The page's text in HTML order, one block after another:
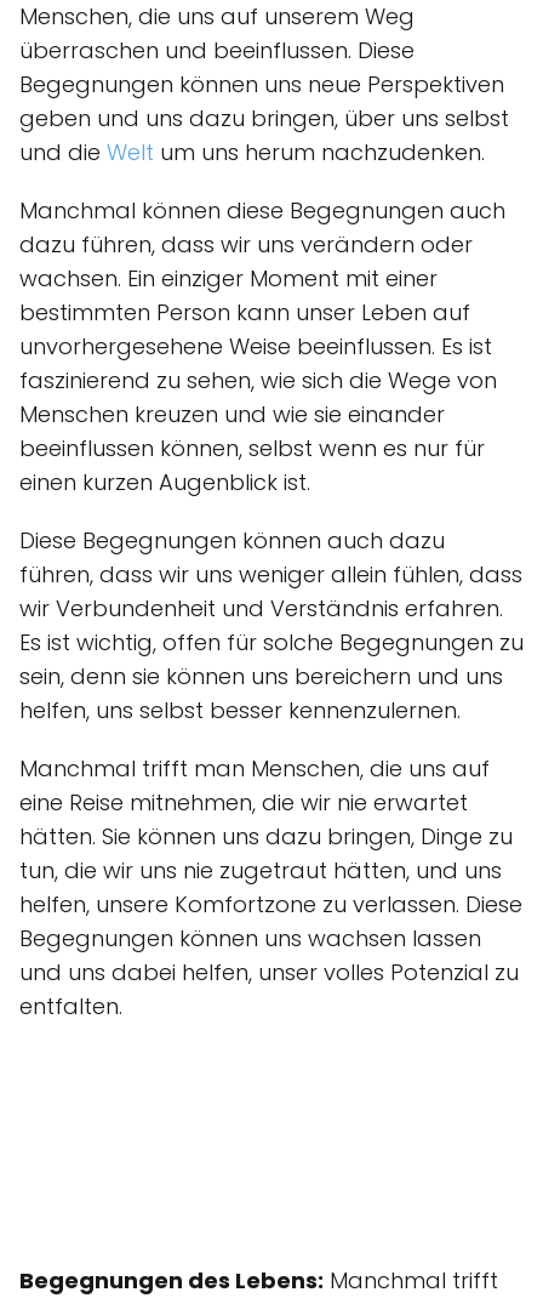
Menschen, die uns auf unserem Weg
überraschen und beeinflussen. Diese
Begegnungen können uns neue Perspektiven
geben und uns dazu bringen, über uns selbst
und die Welt um uns herum nachzudenken.
Manchmal können diese Begegnungen auch
dazu führen, dass wir uns verändern oder
wachsen. Ein einziger Moment mit einer
bestimmten Person kann unser Leben auf
unvorhergesehene Weise beeinflussen. Es ist
faszinierend zu sehen, wie sich die Wege von
Menschen kreuzen und wie sie einander
beeinflussen können, selbst wenn es nur für
einen kurzen Augenblick ist.
Diese Begegnungen können auch dazu
führen, dass wir uns weniger allein fühlen, dass
wir Verbundenheit und Verständnis erfahren.
Es ist wichtig, offen für solche Begegnungen zu
sein, denn sie können uns bereichern und uns
helfen, uns selbst besser kennenzulernen.
Manchmal trifft man Menschen, die uns auf
eine Reise mitnehmen, die wir nie erwartet
hätten. Sie können uns dazu bringen, Dinge zu
tun, die wir uns nie zugetraut hätten, und uns
helfen, unsere Komfortzone zu verlassen. Diese
Begegnungen können uns wachsen lassen
und uns dabei helfen, unser volles Potenzial zu
entfalten.
Begegnungen des Lebens: Manchmal trifft